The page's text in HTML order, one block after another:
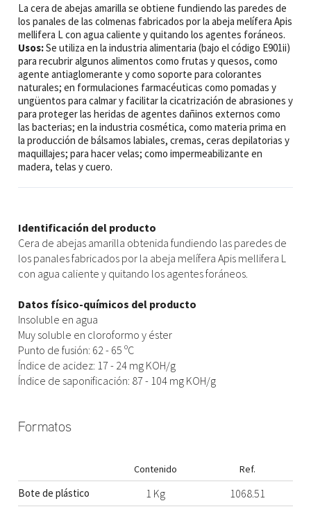
La cera de abejas amarilla se obtiene fundiendo las paredes de
los panales de las colmenas fabricados por la abeja melífera Apis
mellifera L con agua caliente y quitando los agentes foráneos.
Usos:Se utiliza en la industria alimentaria (bajo el código E901ii)
para recubrir algunos alimentos como frutas y quesos, como
agente antiaglomerante y como soporte para colorantes
naturales; en formulaciones farmacéuticas como pomadas y
ungüentos para calmar y facilitar la cicatrización de abrasiones y
para proteger las heridas de agentes dañinos externos como
las bacterias; en la industria cosmética, como materia prima en
la producción de bálsamos labiales, cremas, ceras depilatorias y
maquillajes; para hacer velas; como impermeabilizante en
madera, telas y cuero.
Identificación del producto
Cera de abejas amarilla obtenida fundiendo las paredes de
los panales fabricados por la abeja melífera Apis mellifera L
con agua caliente y quitando los agentes foráneos.
Datos físico-químicos del producto
Insoluble en agua
Muy soluble en cloroformo y éster
Punto de fusión: 62 - 65 ºC
Índice de acidez: 17 - 24 mg KOH/g
Índice de saponificación: 87 - 104 mg KOH/g
Formatos
Contenido Ref.
Bote de plástico 1 Kg 1068.51